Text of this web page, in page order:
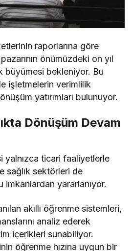
raporlarına göre
önümüzdeki on yıl
büyümesi bekleniyor. Bu
işletmelerin verimlilik
yatırımları bulunuyor.
Dönüşüm Devam
yalnızca ticari faaliyetlerle
sağlık sektörleri de
yararlanıyor.
akıllı öğrenme sistemleri,
analiz ederek
içerikleri sunabiliyor.
öğrenme hızına uygun bir